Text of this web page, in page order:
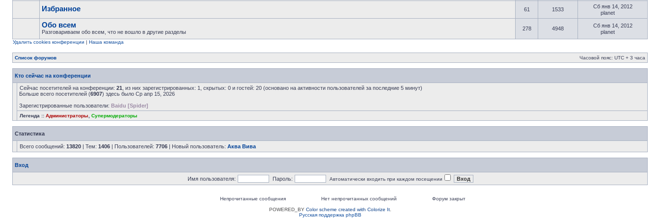
Избранное 61 1533
Сб янв 14, 2012
planet
Обо всем
Разговариваем обо всем, что не вошло в другие разделы
278 4948
Сб янв 14, 2012
planet
Удалить cookies конференции | Наша команда
Список форумов Часовой пояс: UTC + 3 часа
Кто сейчас на конференции
Сейчас посетителей на конференции: 21 , из них зарегистрированных: 1, скрытых: 0 и гостей: 20 (основано на активности пользователей за последние 5 минут)
Больше всего посетителей (6907) здесь было Ср апр 15, 2026
Зарегистрированные пользователи: Baidu [Spider]
Легенда :: Администраторы Супермодераторы
Статистика
Всего сообщений: 13820 | Тем: 1406 | Пользователей: 7706 | Новый пользователь: Аква Вива
Вход
Имя пользователя: Пароль: Автоматически входить при каждом посещении
Непрочитанные сообщения Нет непрочитанных сообщений
Форум закрыт
POWERED_BY Color scheme created with Colorize It.
Русская поддержка phpBB